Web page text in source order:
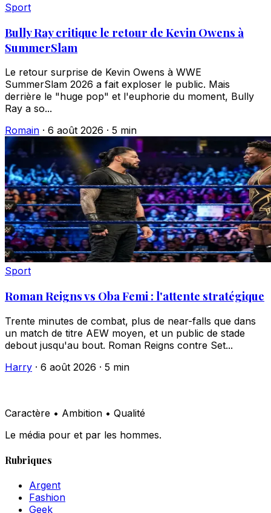
Sport
Bully Ray critique le retour de Kevin Owens à
SummerSlam
Le retour surprise de Kevin Owens à WWE
SummerSlam 2026 a fait exploser le public. Mais
derrière le "huge pop" et l'euphorie du moment, Bully
Ray a so...
Romain · 6 août 2026 · 5 min
Sport
Roman Reigns vs Oba Femi : l'attente stratégique
Trente minutes de combat, plus de near-falls que dans
un match de titre AEW moyen, et un public de stade
debout jusqu'au bout. Roman Reigns contre Set...
Harry · 6 août 2026 · 5 min
Caractère • Ambition • Qualité
Le média pour et par les hommes.
Rubriques
Argent
Fashion
Geek